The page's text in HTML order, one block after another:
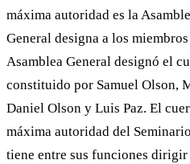
máxima autoridad es la
General designa a los
Asamblea General designó el
constituido por Samuel Olson,
Daniel Olson y Luis Paz. El
máxima autoridad del
tiene entre sus funciones